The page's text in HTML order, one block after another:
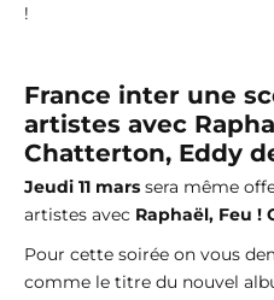
!
France inter une
artistes avec
Chatterton, Eddy
Jeudi 11 mars sera même
artistes avec Raphaël, Feu !
Pour cette soirée on vous
comme le titre du nouvel